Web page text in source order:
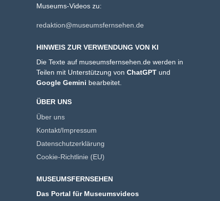
Museums-Videos zu:
redaktion@museumsfernsehen.de
HINWEIS ZUR VERWENDUNG VON KI
Die Texte auf museumsfernsehen.de werden in
Teilen mit Unterstützung von ChatGPT und
Google Gemini bearbeitet.
ÜBER UNS
Über uns
Kontakt/Impressum
Datenschutzerklärung
Cookie-Richtlinie (EU)
MUSEUMSFERNSEHEN
Das Portal für Museumsvideos